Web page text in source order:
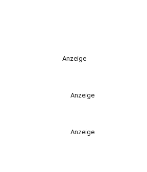
Anzeige
Anzeige
Anzeige